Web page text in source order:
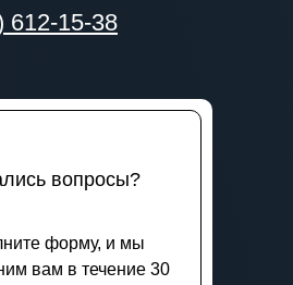
612-15-38
вопросы?
форму, и мы
вам в течение 30